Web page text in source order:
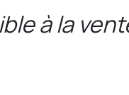
à la